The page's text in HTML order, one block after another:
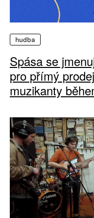
hudba
Spása se
pro přímý
muzikanty